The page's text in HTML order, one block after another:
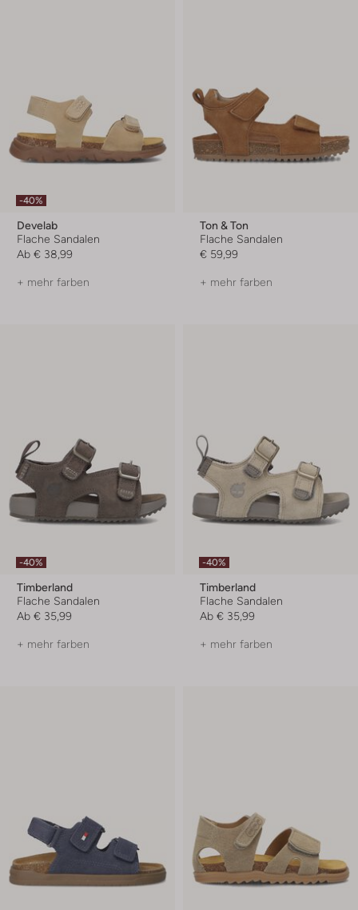
-40%
Develab
Flache Sandalen
Ab € 38,99
+ mehr farben
Ton & Ton
Flache Sandalen
€ 59,99
+ mehr farben
-40%
Timberland
Flache Sandalen
Ab € 35,99
+ mehr farben
-40%
Timberland
Flache Sandalen
Ab € 35,99
+ mehr farben